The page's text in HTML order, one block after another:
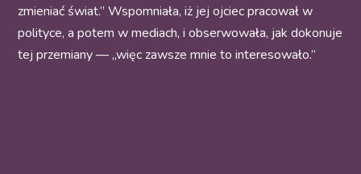
zmieniać świat.” Wspomniała, iż jej ojciec pracował w
polityce, a potem w mediach, i obserwowała, jak dokonuje
tej przemiany — „więc zawsze mnie to interesowało.”